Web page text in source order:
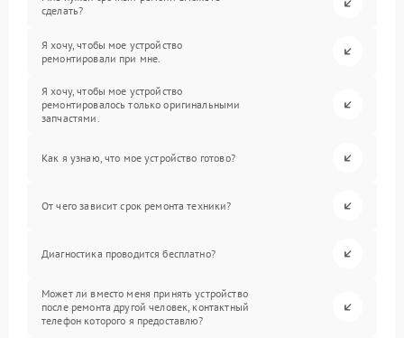
сделать?
Я хочу, чтобы мое устройство
ремонтировали при мне.
Я хочу, чтобы мое устройство
ремонтировалось только оригинальными
запчастями.
Как я узнаю, что мое устройство готово?
От чего зависит срок ремонта техники?
Диагностика проводится бесплатно?
Может ли вместо меня принять устройство
после ремонта другой человек, контактный
телефон которого я предоставлю?